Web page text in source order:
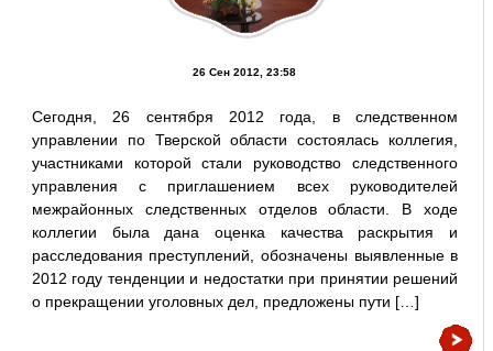
26 Сен 2012, 23:58
Сегодня, 26 сентября 2012 года, в следственном
управлении по Тверской области состоялась коллегия,
участниками которой стали руководство следственного
управления с приглашением всех руководителей
межрайонных следственных отделов области. В ходе
коллегии была дана оценка качества раскрытия и
расследования преступлений, обозначены выявленные в
2012 году тенденции и недостатки при принятии решений
о прекращении уголовных дел, предложены пути […]